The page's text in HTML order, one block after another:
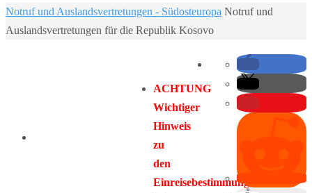
Home
Notruf und Auslandsvertretungen - Südosteuropa Notruf und
Auslandsvertretungen für die Republik Kosovo
ACHTUNG
Wichtiger
Hinweis
zu
den
Einreisebestimmungen: